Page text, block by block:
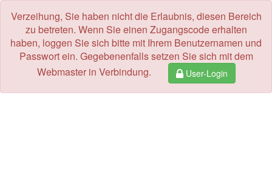
Verzeihung, Sie haben nicht die Erlaubnis, diesen Bereich
zu betreten. Wenn Sie einen Zugangscode erhalten
haben, loggen Sie sich bitte mit Ihrem Benutzernamen und
Passwort ein. Gegebenenfalls setzen Sie sich mit dem
Webmaster in Verbindung.
User-Login